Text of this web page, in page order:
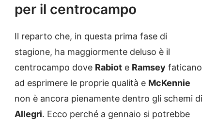
per il centrocampo
Il reparto che, in questa prima fase di
stagione, ha maggiormente deluso è il
centrocampo dove Rabiot e Ramsey faticano
ad esprimere le proprie qualità e McKennie
non è ancora pienamente dentro gli schemi di
Allegri. Ecco perché a gennaio si potrebbe